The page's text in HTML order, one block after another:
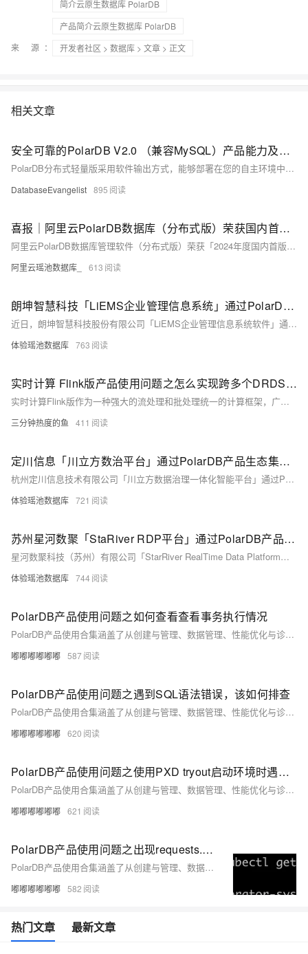
简介云原生数据库 PolarDB
产品简介云原生数据库 PolarDB
来 源：
开发者社区 > 数据库 > 文章 > 正文
相关文章
安全可靠的PolarDB V2.0 （兼容MySQL）产品能力及应用场景
PolarDB分布式轻量版采用软件输出方式，能够部署在您的自主环境中。PolarDB分布式轻量版保留并承载了云原生数据库PolarDB分布式版技术团队深厚的内核优化成果，在保持高性能的同时，显著降低成本。
DatabaseEvangelist 895
喜报｜阿里云PolarDB数据库（分布式版）荣获国内首台（套）产品奖项
阿里云PolarDB数据库管理软件（分布式版）荣获「2024年度国内首版次软件」称号，并跻身《2024年度浙江省首台（套）推广应用典型案例》。
阿里云瑶池数据库_ 613
朗坤智慧科技「LiEMS企业管理信息系统」通过PolarDB产品生态集成认证！
近日，朗坤智慧科技股份有限公司「LiEMS企业管理信息系统软件」通过PolarDB产品生态集成认证！
体验瑶池数据库 763
实时计算 Flink版产品使用问题之怎么实现跨多个DRDS的数据同步
实时计算Flink版作为一种强大的流处理和批处理统一的计算框架，广泛应用于各种需要实时数据处理和分析的场景。实时计算Flink版通常结合SQL接口、DataStream API、以及与上下游数据源和存储系统的丰富连接器，提供了一套全面的解决方案，以应对各种实时计算需求。其低延迟、高吞吐、容错性强的特点，使其成为众多企业和组织实时数据处理首选的技术平台。以下是实时计算Flink版的一些典型使用合集。
三分钟热度的鱼 411
定川信息「川立方数治平台」通过PolarDB产品生态集成认证！
杭州定川信息技术有限公司「川立方数据治理一体化智能平台」通过PolarDB产品生态集成认证！
体验瑶池数据库 721
苏州星河数聚「StaRiver RDP平台」通过PolarDB产品生态集成认证！
星河数聚科技（苏州）有限公司「StarRiver RealTime Data Platform实时数据融合服务平台」通过PolarDB产品生态集成认证！
体验瑶池数据库 744
PolarDB产品使用问题之如何查看查看事务执行情况
PolarDB产品使用合集涵盖了从创建与管理、数据管理、性能优化与诊断、安全与合规到生态与集成、运维与支持等全方位的功能和服务，旨在帮助企业轻松构建高可用、高性能且易于管理的数据库环境，满足不同业务场景的需求。用户可以通过阿里云控制台、API、SDK等方式便捷地使用这些功能，实现数据库的高效运维与持续优化。
嘟嘟嘟嘟嘟嘟 587
PolarDB产品使用问题之遇到SQL语法错误，该如何排查
PolarDB产品使用合集涵盖了从创建与管理、数据管理、性能优化与诊断、安全与合规到生态与集成、运维与支持等全方位的功能和服务，旨在帮助企业轻松构建高可用、高性能且易于管理的数据库环境，满足不同业务场景的需求。用户可以通过阿里云控制台、API、SDK等方式便捷地使用这些功能，实现数据库的高效运维与持续优化。
嘟嘟嘟嘟嘟嘟 620
PolarDB产品使用问题之使用PXD tryout启动环境时遇到报错，是什么原因
PolarDB产品使用合集涵盖了从创建与管理、数据管理、性能优化与诊断、安全与合规到生态与集成、运维与支持等全方位的功能和服务，旨在帮助企业轻松构建高可用、高性能且易于管理的数据库环境，满足不同业务场景的需求。用户可以通过阿里云控制台、API、SDK等方式便捷地使用这些功能，实现数据库的高效运维与持续优化。
嘟嘟嘟嘟嘟嘟 621
PolarDB产品使用问题之出现requests.exceptions.HTTPError: 500 Server Error，是什么导致的
PolarDB产品使用合集涵盖了从创建与管理、数据管理、性能优化与诊断、安全与合规到生态与集成、运维与支持等全方位的功能和服务，旨在帮助企业轻松构建高可用、高性能且易于管理的数据库环境，满足不同业务场景的需求。用户可以通过阿里云控制台、API、SDK等方式便捷地使用这些功能，实现数据库的高效运维与持续优化。
嘟嘟嘟嘟嘟嘟 582
热门文章 最新文章